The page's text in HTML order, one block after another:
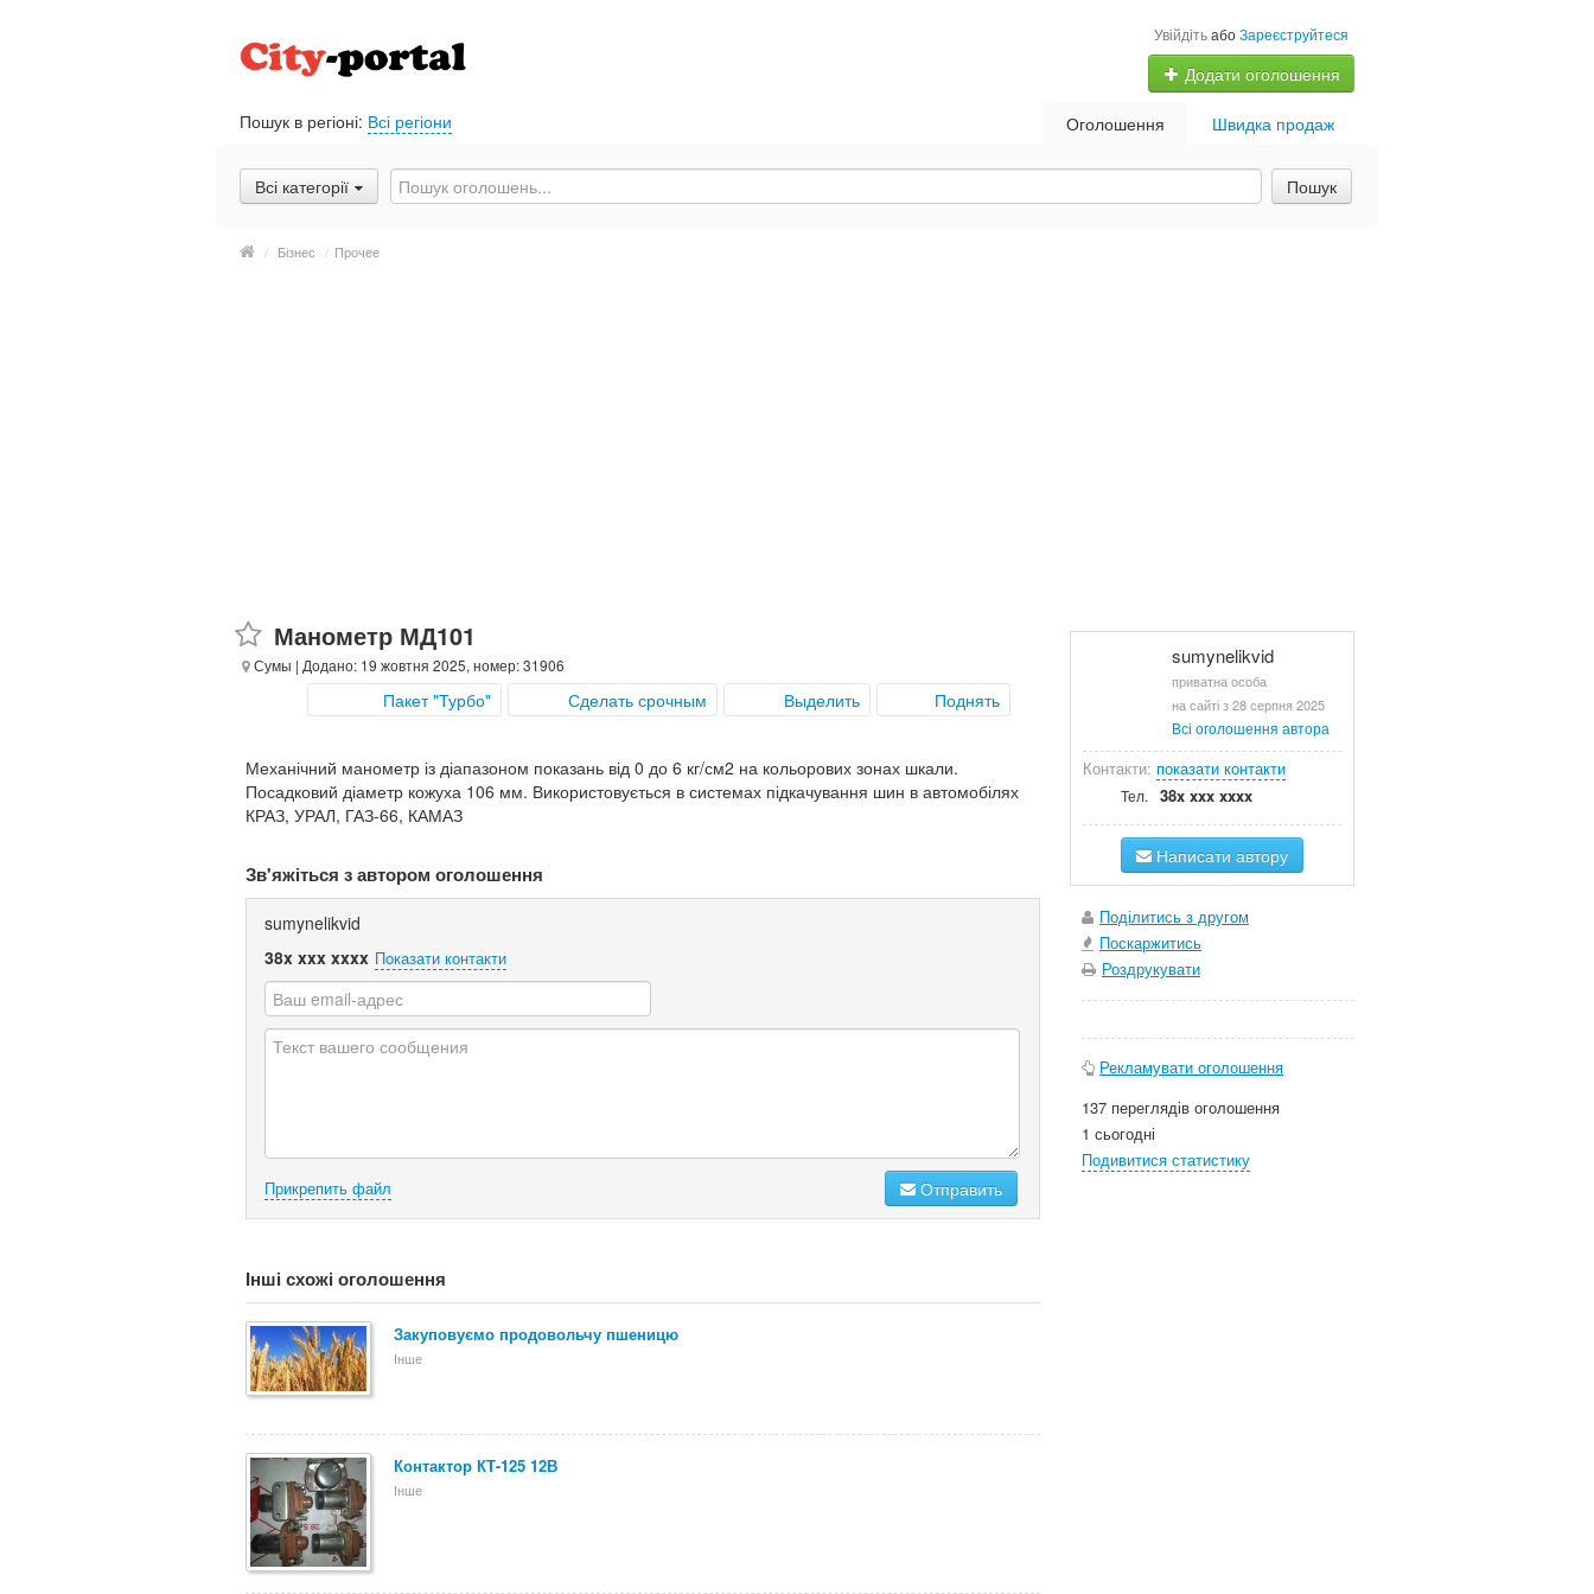
УвійдітьабоЗареєструйтеся
Додати оголошення
Пошук в регіоні: Всі регіони Швидка продаж
Оголошення
Всі категорії Пошук
/ Бізнес / Прочее
Манометр МД101
Сумы | Додано: 19 жовтня 2025, номер: 31906
Пакет "Турбо" Сделать срочным Выделить Поднять
Механічний манометр із діапазоном показань від 0 до 6 кг/см2 на кольорових зонах шкали.
Посадковий діаметр кожуха 106 мм. Використовується в системах підкачування шин в автомобілях
КРАЗ, УРАЛ, ГАЗ-66, КАМАЗ
Зв'яжіться з автором оголошення
sumynelikvid
38x xxx xxxx Показати контакти
Прикрепить файл Отправить
Інші схожі оголошення
Закуповуємо продовольчу пшеницю
Інше
Контактор КТ-125 12В
Інше
sumynelikvid
приватна особа
на сайті з 28 серпня 2025
Всі оголошення автора
Контакти: показати контакти
Тел. 38x xxx xxxx
Написати автору
Поділитись з другом
Поскаржитись
Роздрукувати
Рекламувати оголошення
137 переглядів оголошення
1 сьогодні
Подивитися статистику